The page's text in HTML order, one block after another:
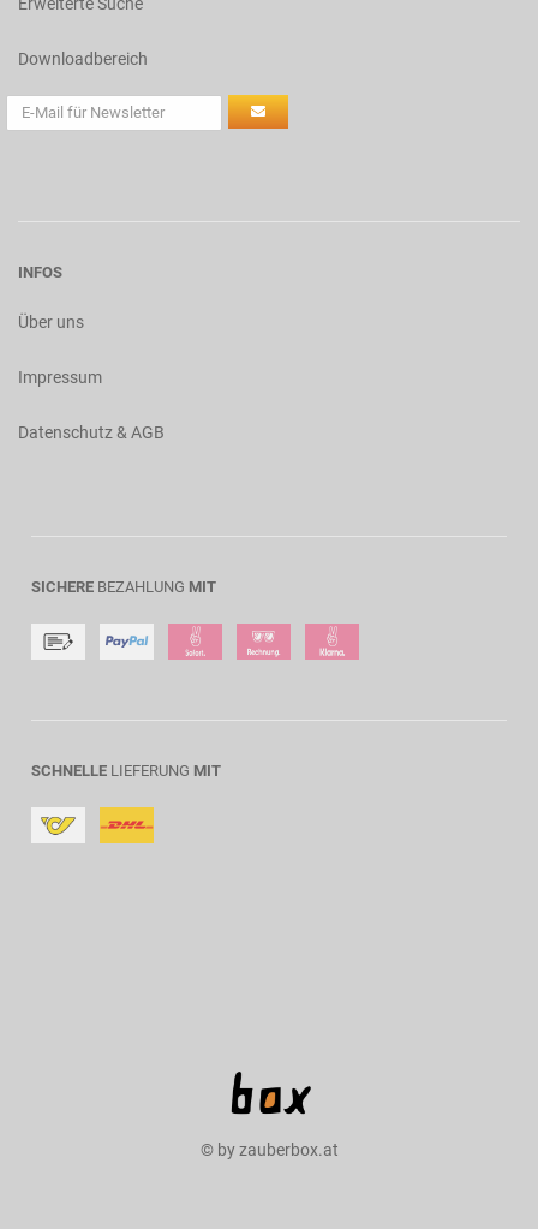
Downloadbereich
INFOS
Über uns
Impressum
Datenschutz & AGB
SICHERE BEZAHLUNG MIT
SCHNELLE LIEFERUNG MIT
© by zauberbox.at